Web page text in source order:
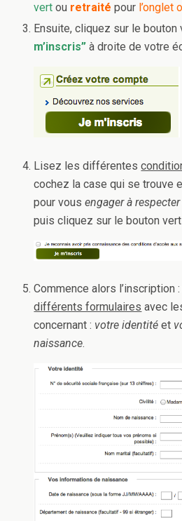
vert ou retraité pour l’onglet
Ensuite, cliquez sur le bouton
m’inscris” à droite de votre
Lisez les différentes
cochez la case qui se trouve
pour vousengager à
puis cliquez sur le bouton vert
Commence alors l’inscription
différents formulaires avec
concernant : votre identité et
naissance.